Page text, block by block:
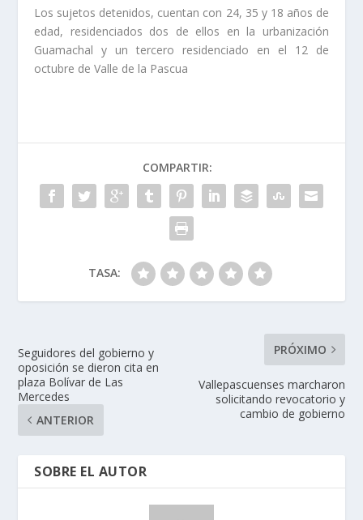
Los sujetos detenidos, cuentan con 24, 35 y 18 años de
edad, residenciados dos de ellos en la urbanización
Guamachal y un tercero residenciado en el 12 de
octubre de Valle de la Pascua
COMPARTIR:
TASA:
Seguidores del gobierno y
oposición se dieron cita en
plaza Bolívar de Las
Mercedes
ANTERIOR
PRÓXIMO
Vallepascuenses marcharon
solicitando revocatorio y
cambio de gobierno
SOBRE EL AUTOR